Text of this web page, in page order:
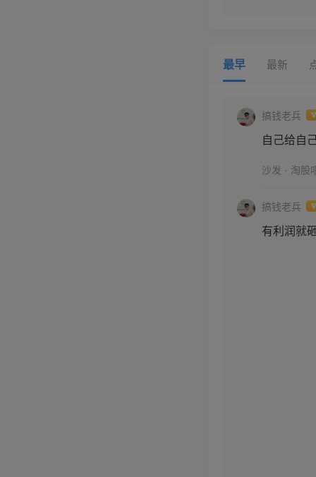
最早 最新
搞钱老兵
自己给自
沙发 · 淘股
搞钱老兵
有利润就